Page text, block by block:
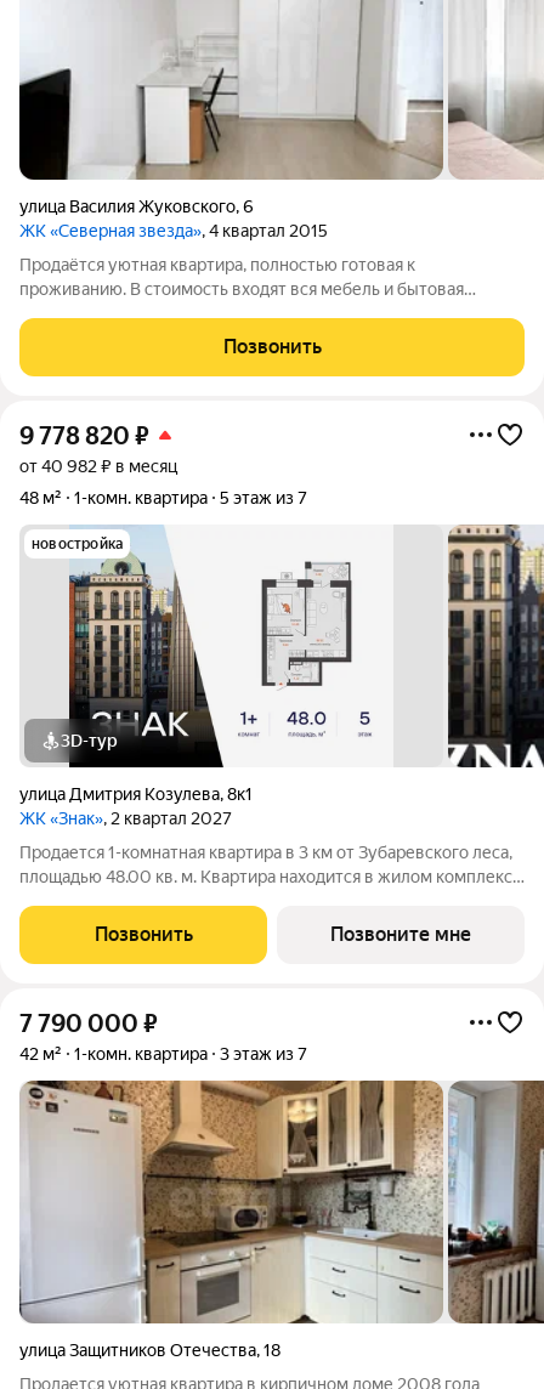
улица Василия Жуковского,6
ЖК «Северная звезда», 4 квартал 2015
Продаётся уютная квартира, полностью готовая к
проживанию. В стоимость входят вся мебель и бытовая
солнечной стороне. Дом оснащён видеонаблюдением. В
шаговой доступности магазины, остановки
Позвонить
9 778 820 ₽
от 40 982 ₽ в месяц
48 м²
1-комн. квартира 5 этаж из 7
новостройка
3D-тур
улица Дмитрия Козулева,8к1
ЖК «Знак», 2 квартал 2027
Продается 1-комнатная квартира в 3 км от Зубаревского леса,
площадью 48.00 кв. м. Квартира находится в жилом комплексе
комплексе воплощена концепция «15-минутного города». Все
необходимые объекты:
Позвонить Позвоните мне
7 790 000 ₽
42 м² 1-комн. квартира 3 этаж из 7
улица Защитников Отечества,18
Продается уютная квартира в кирпичном доме 2008 года